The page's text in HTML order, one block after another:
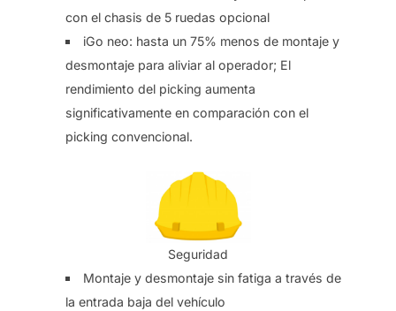
con el chasis de 5 ruedas opcional
iGo neo: hasta un 75% menos de montaje y
desmontaje para aliviar al operador; El
rendimiento del picking aumenta
significativamente en comparación con el
picking convencional.
Seguridad
Montaje y desmontaje sin fatiga a través de
la entrada baja del vehículo